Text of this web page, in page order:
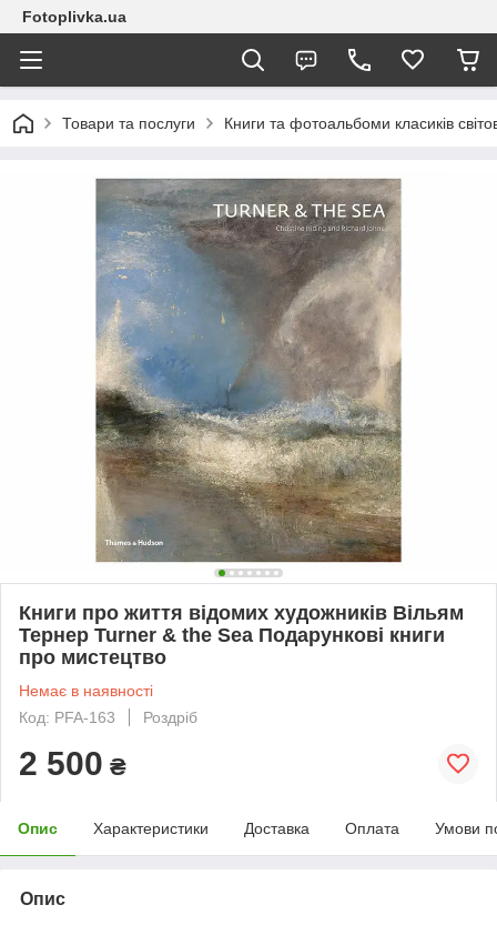
Fotoplivka.ua
Товари та послуги Книги та фотоальбоми класиків
Книги про життя відомих художників Вільям
Тернер Turner & the Sea Подарункові книги
про мистецтво
Немає в наявності
Код: PFA-163
Роздріб
2 500 ₴
Опис Характеристики Доставка Оплата Умови
Опис